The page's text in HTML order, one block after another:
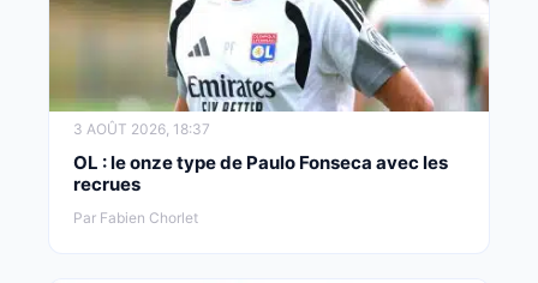
3 AOÛT 2026, 18:37
OL : le onze type de Paulo Fonseca avec les
recrues
Par Fabien Chorlet